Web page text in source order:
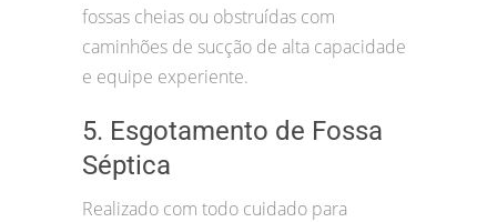
fossas cheias ou obstruídas com
caminhões de sucção de alta capacidade
e equipe experiente.
5. Esgotamento de Fossa
Séptica
Realizado com todo cuidado para